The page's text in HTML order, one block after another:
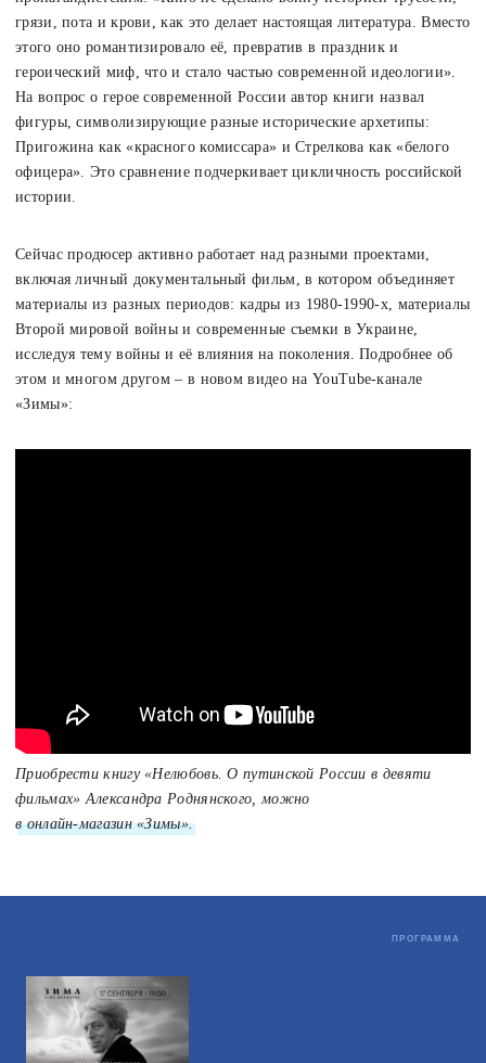
грязи, пота и крови, как это делает настоящая литература. Вместо
этого оно романтизировало её, превратив в праздник и
героический миф, что и стало частью современной идеологии».
На вопрос о герое современной России автор книги назвал
фигуры, символизирующие разные исторические архетипы:
Пригожина как «красного комиссара» и Стрелкова как «белого
офицера». Это сравнение подчеркивает цикличность российской
истории.
Сейчас продюсер активно работает над разными проектами,
включая личный документальный фильм, в котором объединяет
материалы из разных периодов: кадры из 1980-1990-х, материалы
Второй мировой войны и современные съемки в Украине,
исследуя тему войны и её влияния на поколения. Подробнее об
этом и многом другом – в новом видео на YouTube-канале
«Зимы»:
Приобрести книгу «Нелюбовь. О путинской России в девяти
фильмах» Александра Роднянского, можно
в онлайн-магазин «Зимы».
ПРОГРАММА